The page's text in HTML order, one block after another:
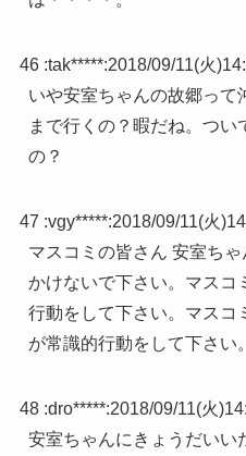
46 :tak*****:2018/09/11(火
いや安室ちゃんの故郷って
まで行くの？暇だね。つ
の？
47 :vgy*****:2018/09/11(火
マスコミの皆さん 安室ち
かけないで下さい。マスコ
行動をして下さい。マスコ
が常識的行動をして下さい。
48 :dro*****:2018/09/11(火
安室ちゃんにきょうだいい